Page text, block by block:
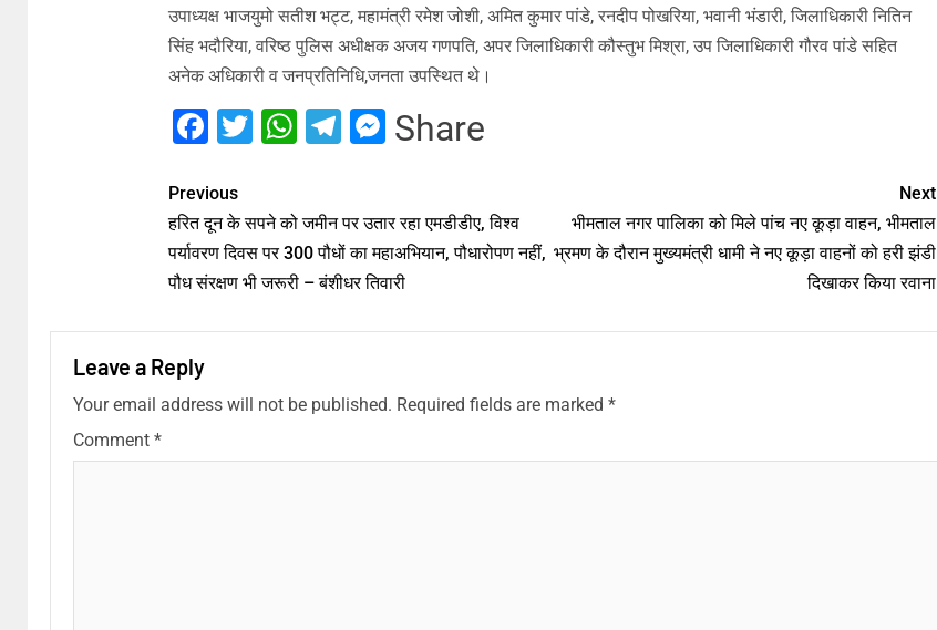
उपाध्यक्ष भाजयुमो सतीश भट्ट, महामंत्री रमेश जोशी, अमित कुमार पांडे, रनदीप पोखरिया, भवानी भंडारी, जिलाधिकारी नितिन
सिंह भदौरिया, वरिष्ठ पुलिस अधीक्षक अजय गणपति, अपर जिलाधिकारी कौस्तुभ मिश्रा, उप जिलाधिकारी गौरव पांडे सहित
अनेक अधिकारी व जनप्रतिनिधि,जनता उपस्थित थे।
Facebook
Twitter
WhatsApp
Telegram
Messenger
Share
Previous
हरित दून के सपने को जमीन पर उतार रहा एमडीडीए, विश्व
पर्यावरण दिवस पर 300 पौधों का महाअभियान, पौधारोपण नहीं,
पौध संरक्षण भी जरूरी – बंशीधर तिवारी
Next
भीमताल नगर पालिका को मिले पांच नए कूड़ा वाहन, भीमताल
भ्रमण के दौरान मुख्यमंत्री धामी ने नए कूड़ा वाहनों को हरी झंडी
दिखाकर किया रवाना
Leave a Reply
Your email address will not be published. Required fields are marked *
Comment *